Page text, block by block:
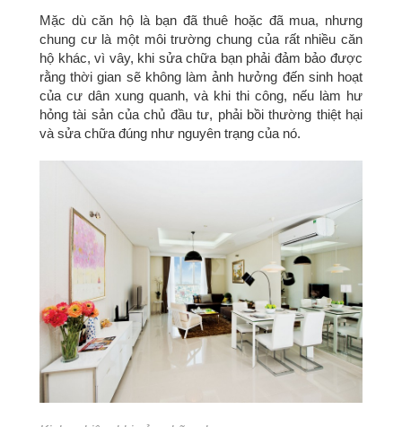
Mặc dù căn hộ là bạn đã thuê hoặc đã mua, nhưng
chung cư là một môi trường chung của rất nhiều căn
hộ khác, vì vây, khi sửa chữa bạn phải đảm bảo được
rằng thời gian sẽ không làm ảnh hưởng đến sinh hoạt
của cư dân xung quanh, và khi thi công, nếu làm hư
hỏng tài sản của chủ đầu tư, phải bồi thường thiệt hại
và sửa chữa đúng như nguyên trạng của nó.